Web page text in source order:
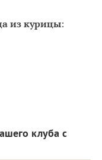
из курицы:
клуба с